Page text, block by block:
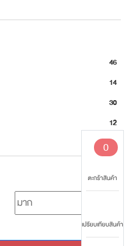
0
ตะกร้าสินค้า
เปรียบเทียบสินค้า
46
14
30
12